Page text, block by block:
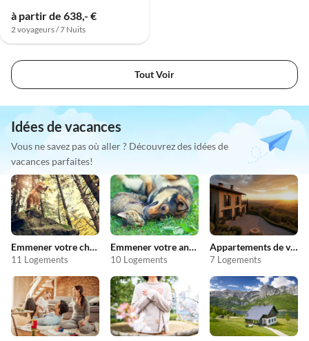
à partir de 638,- €
2 voyageurs / 7 Nuits
Tout Voir
Idées de vacances
Vous ne savez pas où aller ? Découvrez des idées de
vacances parfaites!
Emmener votre chien en vacances
11 Logements
Emmener votre animal en vacances
10 Logements
Appartements de vacances pas chers
7 Logements